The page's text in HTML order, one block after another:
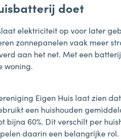
doet
elektriciteit op voor later
zonnepanelen vaak meer
aan het net. Met een
woning.
Eigen Huis laat zien
een huishouden
bijna 60%. Dit verschilt per
daarin een belangrijke